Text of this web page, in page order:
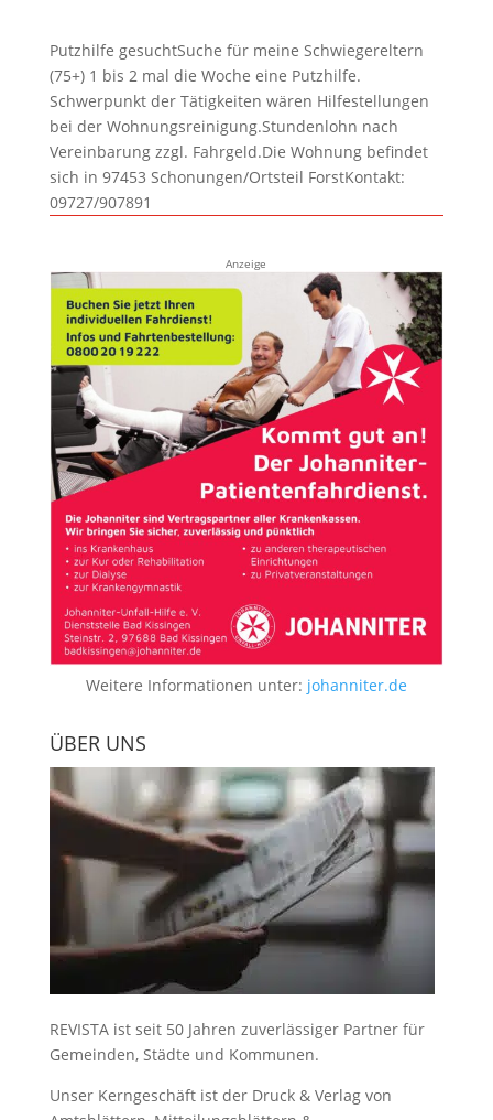
Putzhilfe gesuchtSuche für meine Schwiegereltern
(75+) 1 bis 2 mal die Woche eine Putzhilfe.
Schwerpunkt der Tätigkeiten wären Hilfestellungen
bei der Wohnungsreinigung.Stundenlohn nach
Vereinbarung zzgl. Fahrgeld.Die Wohnung befindet
sich in 97453 Schonungen/Ortsteil ForstKontakt:
09727/907891
Anzeige
Weitere Informationen unter: johanniter.de
ÜBER UNS
REVISTA ist seit 50 Jahren zuverlässiger Partner für
Gemeinden, Städte und Kommunen.
Unser Kerngeschäft ist der Druck & Verlag von